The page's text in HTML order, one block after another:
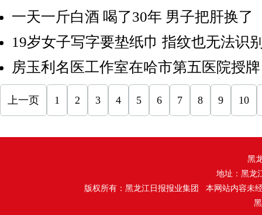
一天一斤白酒 喝了30年 男子把肝换了
19岁女子写字要垫纸巾 指纹也无法识
房玉利名医工作室在哈市第五医院授牌
上一页 1 2 3 4 5 6 7 8 9 10
黑
地址：黑龙
版权所有：黑龙江日报报业集团 本网站内容未